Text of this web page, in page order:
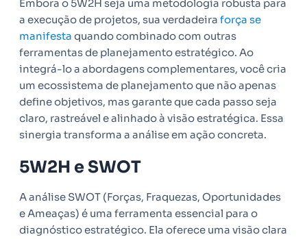
Embora o 5W2H seja uma metodologia robusta para
a execução de projetos, sua verdadeira força se
manifesta quando combinado com outras
ferramentas de planejamento estratégico. Ao
integrá-lo a abordagens complementares, você cria
um ecossistema de planejamento que não apenas
define objetivos, mas garante que cada passo seja
claro, rastreável e alinhado à visão estratégica. Essa
sinergia transforma a análise em ação concreta.
5W2H e SWOT
A análise SWOT (Forças, Fraquezas, Oportunidades
e Ameaças) é uma ferramenta essencial para o
diagnóstico estratégico. Ela oferece uma visão clara